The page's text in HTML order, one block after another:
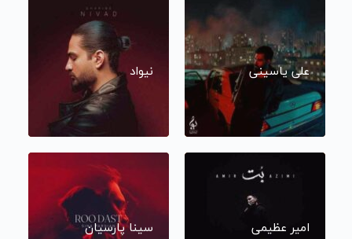
علی یاسینی نیواد
امیر عظیمی سینا پارسیان